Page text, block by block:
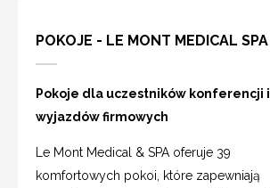
POKOJE - LE MONT MEDICAL SPA
Pokoje dla uczestników konferencji i
wyjazdów firmowych
Le Mont Medical & SPA oferuje 39
komfortowych pokoi, które zapewniają